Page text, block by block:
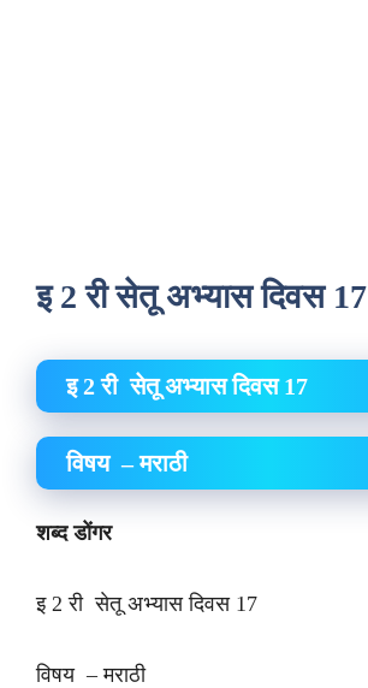
इ 2 री सेतू अभ्यास दिवस 17
इ 2 री सेतू अभ्यास दिवस 17
विषय – मराठी
शब्द डोंगर
इ 2 री सेतू अभ्यास दिवस 17
विषय – मराठी